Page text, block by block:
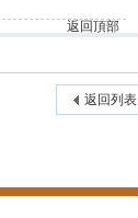
返回頂部
返回列表